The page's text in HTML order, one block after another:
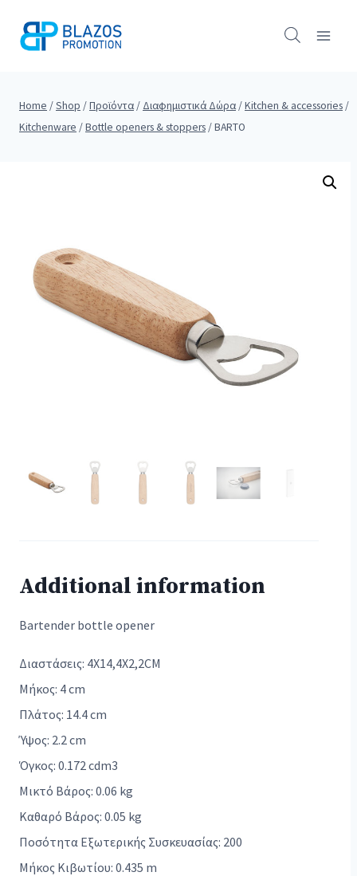
Home /Shop /Προϊόντα / Διαφημιστικά Δώρα /Kitchen & accessories /
Kitchenware /Bottle openers & stoppers /BARTO
Additional information
Bartender bottle opener
Διαστάσεις: 4X14,4X2,2CM
Μήκος: 4 cm
Πλάτος: 14.4 cm
Ύψος: 2.2 cm
Όγκος: 0.172 cdm3
Μικτό Βάρος: 0.06 kg
Καθαρό Βάρος: 0.05 kg
Ποσότητα Εξωτερικής Συσκευασίας: 200
Μήκος Κιβωτίου: 0.435 m